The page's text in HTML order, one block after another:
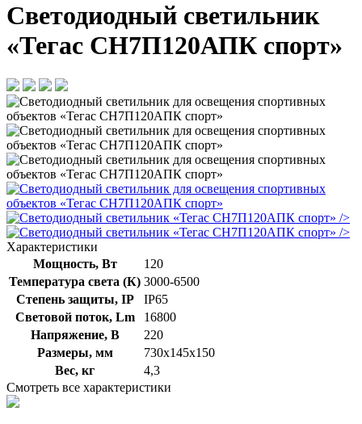
Светодиодный светильник
«Тегас СН7П120АПК спорт»
/>
/>
Характеристики
Мощность, Вт
120
Температура света (К) 3000-6500
Степень защиты, IP
IP65
Световой поток, Lm
16800
Напряжение, В
220
Размеры, мм
730х145х150
Вес, кг
4,3
Смотреть все характеристики